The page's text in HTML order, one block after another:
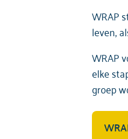
WRAP
leven,
WRAP
elke
groep